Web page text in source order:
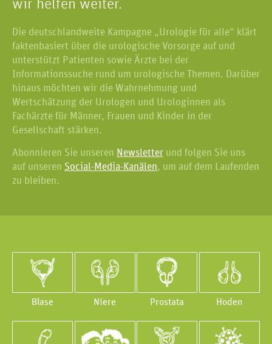
wir helfen weiter.
Die deutschlandweite Kampagne „Urologie für alle“ klärt
faktenbasiert über die urologische Vorsorge auf und
unterstützt Patienten sowie Ärzte bei der
Informationssuche rund um urologische Themen. Darüber
hinaus möchten wir die Wahrnehmung und
Wertschätzung der Urologen und Urologinnen als
Fachärzte für Männer, Frauen und Kinder in der
Gesellschaft stärken.
Abonnieren Sie unseren Newsletter und folgen Sie uns
auf unseren Social-Media-Kanälen, um auf dem Laufenden
zu bleiben.
Blase Niere Prostata Hoden